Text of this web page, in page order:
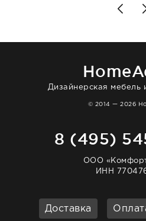
то качество выше
Дизайнерская мебель
© 2014 — 2026
8 (495)
ООО
ИНН
Доставка